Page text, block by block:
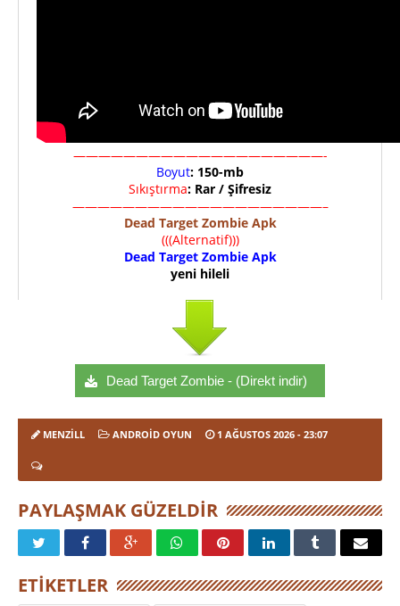
————————————————————-
Boyut: 150-mb
Sıkıştırma: Rar / Şifresiz
————————————————————–
Dead Target Zombie Apk
(((Alternatif)))
Dead Target Zombie Apk
yeni hileli
Dead Target Zombie - (Direkt indir)
MENZILL ANDROID OYUN 1 AĞUSTOS 2026 - 23:07
PAYLAŞMAK GÜZELDIR
ETIKETLER